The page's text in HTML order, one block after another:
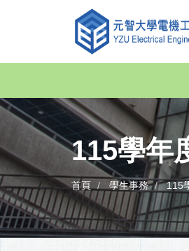
115學年
首頁 學生事務 115